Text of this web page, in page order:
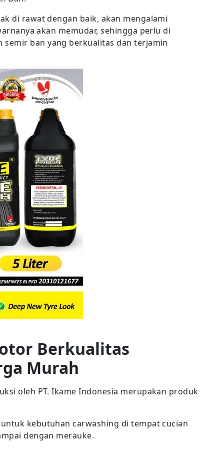
di rawat dengan baik, akan mengalami
akan memudar, sehingga perlu di
ban yang berkualitas dan terjamin
Berkualitas
Murah
oleh PT. Ikame Indonesia merupakan produk
kebutuhan carwashing di tempat cucian
dengan merauke.